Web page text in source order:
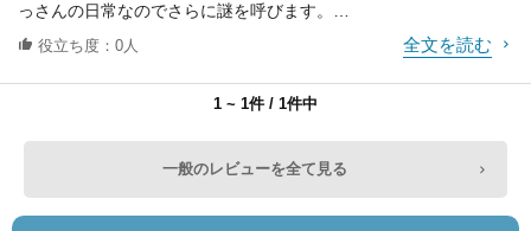
役：Joey
ー
役：Hitman Anatoly
役：Hitman Valentin
っさんの日常なのでさらに謎を呼びます。
序盤のバスのシーンでおぼろげに正体がわかりかけ、とんでもな
いマフィア組織のボスに目をつけられるも、おっさんの正体もま
たとんでもない人物だった・・・というのも面白いです。
この映画はアクションが素晴らしくよく、テンポ、演出、選曲ど
れをとってもセンスがあり、見ていて心地よさがあります。こん
なに気持ちよくつまり無く流れていくアクション映画は見たこと
役立ち度：0人 全文を読む
1 ~ 1件 / 1件中
一般のレビューを全て見る